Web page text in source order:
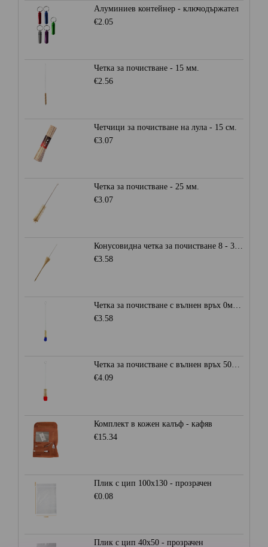
Алуминиев контейнер - ключодържател
€2.05
Четка за почистване - 15 мм.
€2.56
Четчици за почистване на лула - 15 см.
€3.07
Четка за почистване - 25 мм.
€3.07
Конусовидна четка за почистване 8 - 30 мм.
€3.58
Четка за почистване с вълнен връх 0мм. - Синя
€3.58
Четка за почистване с вълнен връх 50мм. - Червена
€4.09
Комплект в кожен калъф - кафяв
€15.34
Плик с цип 100х130 - прозрачен
€0.08
Плик с цип 40х50 - прозрачен